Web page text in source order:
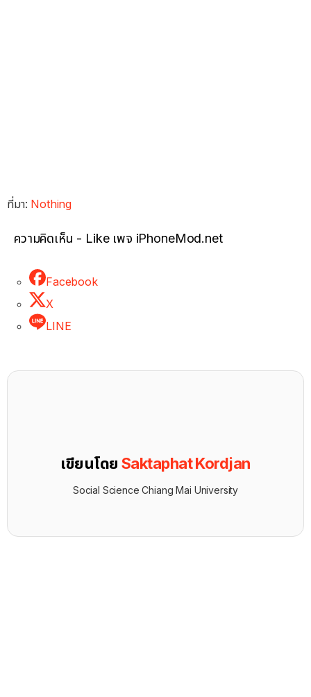
ที่มา: Nothing
ความคิดเห็น - Like เพจ iPhoneMod.net
Facebook
X
LINE
เขียนโดย Saktaphat Kordjan
Social Science Chiang Mai University